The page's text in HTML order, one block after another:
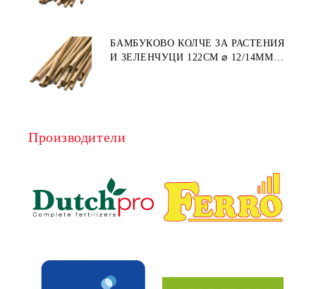
БАМБУКОВО КОЛЧЕ ЗА РАСТЕНИЯ
И ЗЕЛЕНЧУЦИ 122СМ ⌀ 12/14ММ
Производители